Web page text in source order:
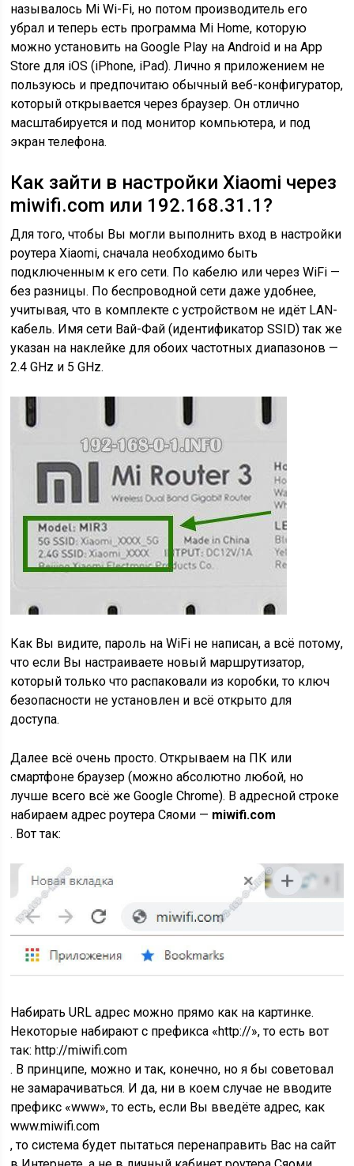
называлось Mi Wi-Fi, но потом производитель его
убрал и теперь есть программа Mi Home, которую
можно установить на Google Play на Android и на App
Store для iOS (iPhone, iPad). Лично я приложением не
пользуюсь и предпочитаю обычный веб-конфигуратор,
который открывается через браузер. Он отлично
масштабируется и под монитор компьютера, и под
экран телефона.
Как зайти в настройки Xiaomi через
miwifi.com или 192.168.31.1?
Для того, чтобы Вы могли выполнить вход в настройки
роутера Xiaomi, сначала необходимо быть
подключенным к его сети. По кабелю или через WiFi —
без разницы. По беспроводной сети даже удобнее,
учитывая, что в комплекте с устройством не идёт LAN-
кабель. Имя сети Вай-Фай (идентификатор SSID) так же
указан на наклейке для обоих частотных диапазонов —
2.4 GHz и 5 GHz.
Как Вы видите, пароль на WiFi не написан, а всё потому,
что если Вы настраиваете новый маршрутизатор,
который только что распаковали из коробки, то ключ
безопасности не установлен и всё открыто для
доступа.
Далее всё очень просто. Открываем на ПК или
смартфоне браузер (можно абсолютно любой, но
лучше всего всё же Google Chrome). В адресной строке
набираем адрес роутера Сяоми — miwifi.com
. Вот так:
Набирать URL адрес можно прямо как на картинке.
Некоторые набирают с префикса «http://», то есть вот
так:http://miwifi.com
. В принципе, можно и так, конечно, но я бы советовал
не замарачиваться. И да, ни в коем случае не вводите
префикс «www», то есть, если Вы введёте адрес, как
www.miwifi.com
, то система будет пытаться перенаправить Вас на сайт